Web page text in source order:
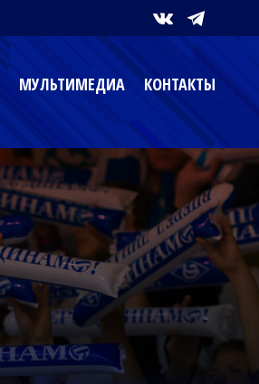
МУЛЬТИМЕДИА КОНТАКТЫ